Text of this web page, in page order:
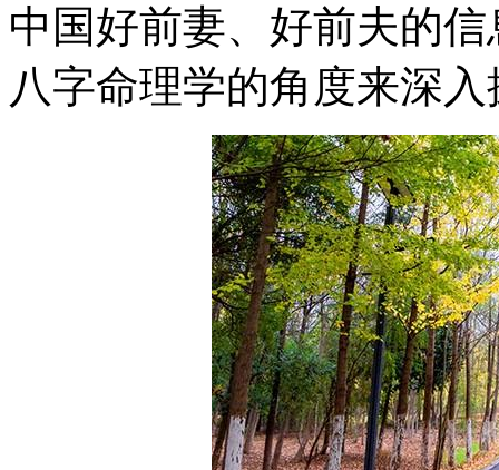
中国好前妻、好前夫的
八字命理学的角度来深